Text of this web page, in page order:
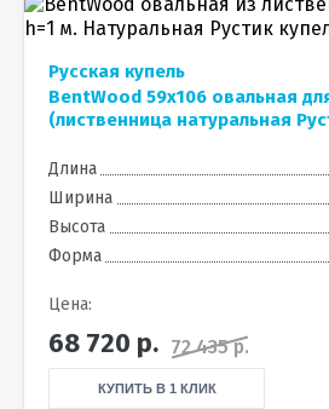
Русская купель
BentWood 59х106 овальная
(лиственница натуральная
Длина
Ширина
Высота
Форма
Цена:
68 720 р. 72 435 р.
КУПИТЬ В 1 КЛИК